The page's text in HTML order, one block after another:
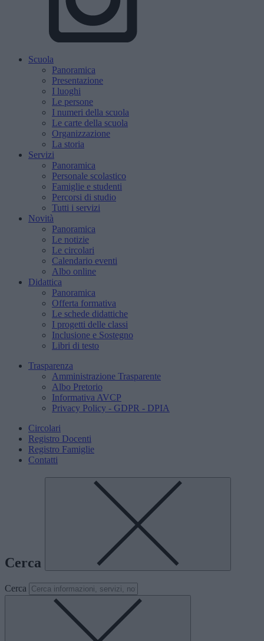
Scuola
Panoramica
Presentazione
I luoghi
Le persone
I numeri della scuola
Le carte della scuola
Organizzazione
La storia
Servizi
Panoramica
Personale scolastico
Famiglie e studenti
Percorsi di studio
Tutti i servizi
Novità
Panoramica
Le notizie
Le circolari
Calendario eventi
Albo online
Didattica
Panoramica
Offerta formativa
Le schede didattiche
I progetti delle classi
Inclusione e Sostegno
Libri di testo
Trasparenza
Amministrazione Trasparente
Albo Pretorio
Informativa AVCP
Privacy Policy - GDPR - DPIA
Circolari
Registro Docenti
Registro Famiglie
Contatti
Cerca
Cerca